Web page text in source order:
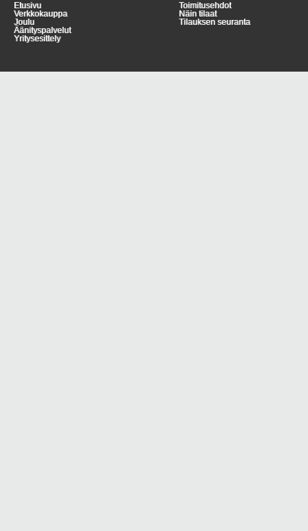
Etusivu
Verkkokauppa
Joulu
Äänityspalvelut
Yritysesittely
Toimitusehdot
Näin tilaat
Tilauksen seuranta